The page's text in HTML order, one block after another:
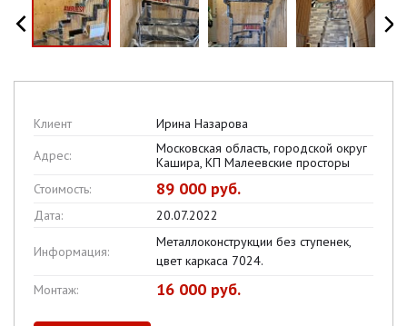
Клиент
Ирина Назарова
Адрес:
Московская область, городской округ
Кашира, КП Малеевские просторы
Стоимость:
89 000 руб.
Дата: 20.07.2022
Информация:
Металлоконструкции без ступенек,
цвет каркаса 7024.
Монтаж:
16 000 руб.